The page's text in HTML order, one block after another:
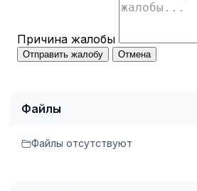
Причина жалобы
Отправить жалобу Отмена
Файлы
Файлы отсутствуют